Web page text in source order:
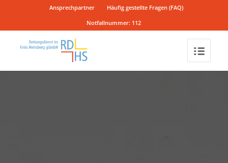
Ansprechpartner
Häufig gestellte Fragen (FAQ)
Notfallnummer: 112